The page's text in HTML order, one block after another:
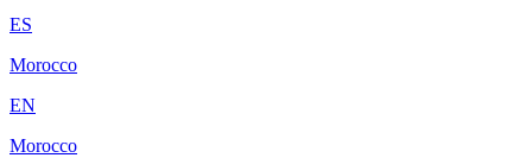
ES
Morocco
EN
Morocco